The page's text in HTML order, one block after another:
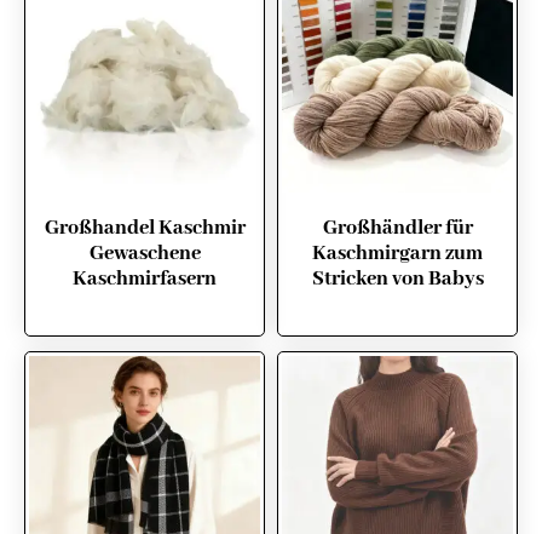
Großhandel Kaschmir
Gewaschene
Kaschmirfasern
Großhändler für
Kaschmirgarn zum
Stricken von Babys